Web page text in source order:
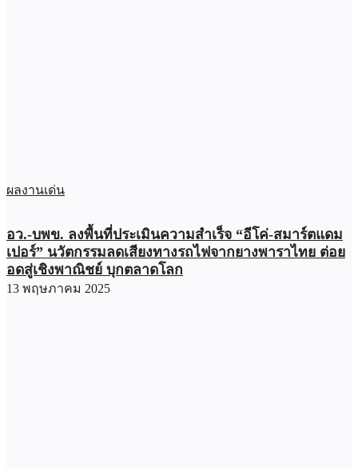
ผลงานเด่น
อว.-บพข. ลงพื้นที่ประเมินความสำเร็จ “อีโค่-สมาร์ตแดม
เปอร์” นวัตกรรมลดเสียงทางรถไฟจากยางพาราไทย ต่อย
อดสู่เชิงพาณิชย์ บุกตลาดโลก
13 พฤษภาคม 2025